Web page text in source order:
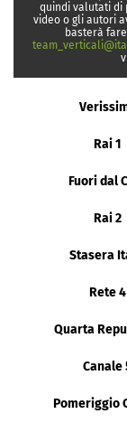
quindi valutati di
video o gli autori
basterà
Rai 1
Fuori dal
Rai 2
Stasera
Rete 4
Quarta
Canale
Pomeriggio